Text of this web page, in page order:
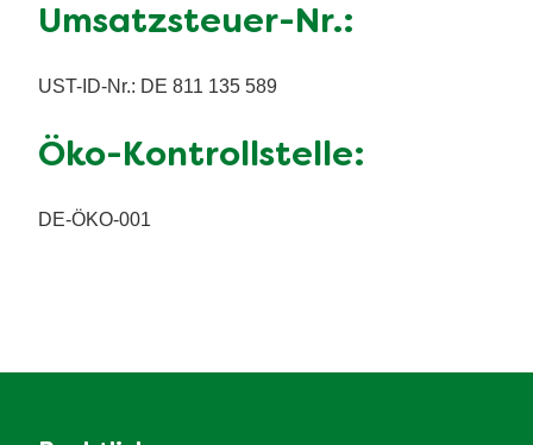
Umsatzsteuer-Nr.:
UST-ID-Nr.: DE 811 135 589
Öko-Kontrollstelle:
DE-ÖKO-001